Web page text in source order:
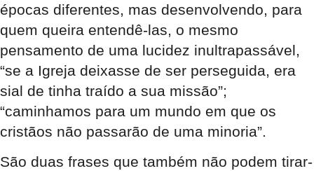
épocas diferentes, mas desenvolvendo, para
quem queira entendê-las, o mesmo
pensamento de uma lucidez inultrapassável,
“se a Igreja deixasse de ser perseguida, era
sial de tinha traído a sua missão”;
“caminhamos para um mundo em que os
cristãos não passarão de uma minoria”.
São duas frases que também não podem tirar-